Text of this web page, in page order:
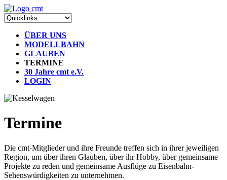
ÜBER UNS
MODELLBAHN
GLAUBEN
TERMINE
30 Jahre cmt e.V.
LOGIN
Termine
Die cmt-Mitglieder und ihre Freunde treffen sich in ihrer jeweiligen
Region, um über ihren Glauben, über ihr Hobby, über gemeinsame
Projekte zu reden und gemeinsame Ausflüge zu Eisenbahn-
Sehenswürdigkeiten zu unternehmen.